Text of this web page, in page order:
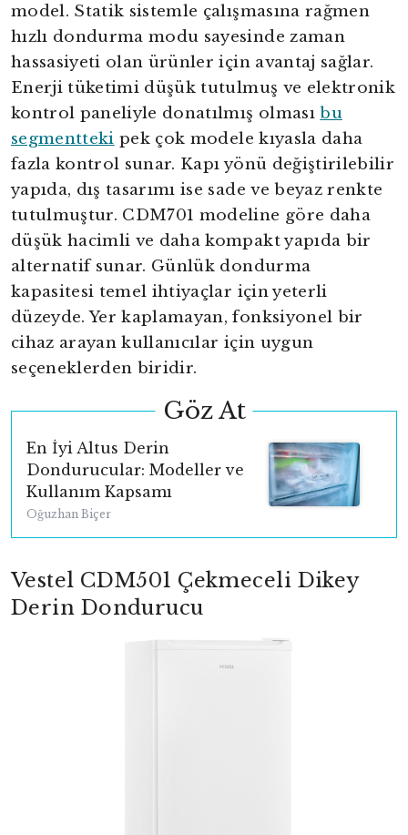
model. Statik sistemle çalışmasına rağmen
hızlı dondurma modu sayesinde zaman
hassasiyeti olan ürünler için avantaj sağlar.
Enerji tüketimi düşük tutulmuş ve elektronik
kontrol paneliyle donatılmış olmasıbu
segmentteki pek çok modele kıyasla daha
fazla kontrol sunar. Kapı yönü değiştirilebilir
yapıda, dış tasarımı ise sade ve beyaz renkte
tutulmuştur. CDM701 modeline göre daha
düşük hacimli ve daha kompakt yapıda bir
alternatif sunar. Günlük dondurma
kapasitesi temel ihtiyaçlar için yeterli
düzeyde. Yer kaplamayan, fonksiyonel bir
cihaz arayan kullanıcılar için uygun
seçeneklerden biridir.
Göz At
En İyi Altus Derin
Dondurucular: Modeller ve
Kullanım Kapsamı
Oğuzhan Biçer
Vestel CDM501 Çekmeceli Dikey
Derin Dondurucu